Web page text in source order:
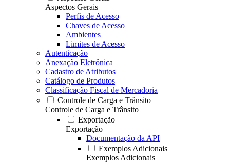
Aspectos Gerais
Perfis de Acesso
Chaves de Acesso
Ambientes
Limites de Acesso
Autenticação
Anexação Eletrônica
Cadastro de Atributos
Catálogo de Produtos
Classificação Fiscal de Mercadoria
Controle de Carga e Trânsito
Controle de Carga e Trânsito
Exportação
Exportação
Documentação da API
Exemplos Adicionais
Exemplos Adicionais